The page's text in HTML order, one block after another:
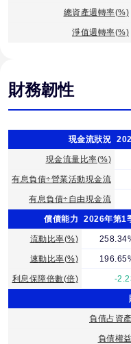
總資產週轉率(%)
淨值週轉率(%)
財務韌性
現金流狀況
現金流量比率(%)
有息負債÷營業活動現金流
有息負債÷自由現金流
償債能力 2026年第1
流動比率(%)
速動比率(%)
利息保障倍數(倍) -
負債占資
負債權